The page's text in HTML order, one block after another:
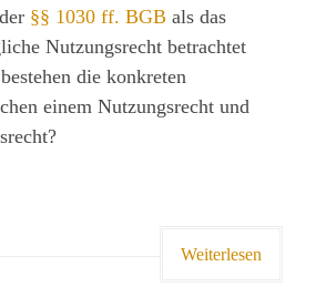
§§ 1030 ff. BGB als das
Nutzungsrecht betrachtet
die konkreten
einem Nutzungsrecht und
Weiterlesen